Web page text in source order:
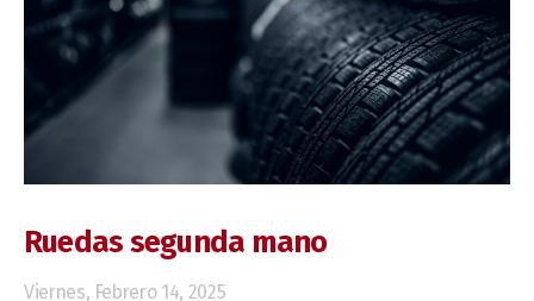
Ruedas segunda mano
Viernes, Febrero 14, 2025